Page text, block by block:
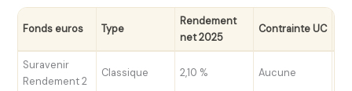
Fonds euros Type
Rendement
net 2025
Contrainte UC
Suravenir
Rendement 2
Classique 2,10 % Aucune